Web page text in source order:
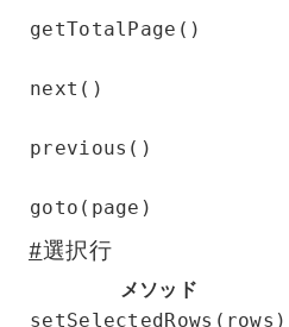
getTotalPage()
next()
previous()
goto(page)
#選択行
メソッド
setSelectedRows(rows)